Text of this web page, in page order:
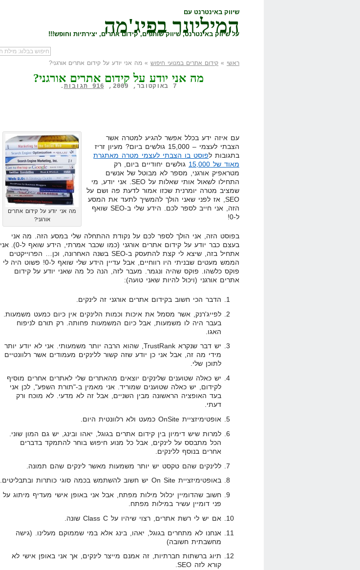
שיווק באינטרנט עם
המיליונר בפיג'מה
על שיווק באינטרנט, שיווק שותפים, קידום אתרים, יצירתיות וחופש!!!
הבלוג
ראשי » קידום אתרים במנועי חיפוש» מה אני יודע על קידום אתרים אורגני?
מה אני יודע על קידום אתרים אורגני?
7 באוקטובר, 2009, 916 תגובות .
מה אני יודע על קידום אתרים
אורגני?
עם איזה ידע בכלל אפשר להגיע למטרה אשר
הצבתי לעצמי – 15,000 גולשים ביום? מעיון זריז
בתגובות לפוסט בו הצבתי לעצמי מטרה מאתגרת
מאוד של 15,000
גולשים יחודיים ביום, רק
מטראפיק אורגני, מספר לא מבוטל של אנשים
התחילו לשאול אותי שאלות על SEO. אני יודע, מי
שמציב מטרה יומרנית שכזו אמור לדעת פה ושם על
SEO, אז לפני שאני הולך להמשיך לתעד את המסע
הזה, אני חייב לספר לכם. הידע שלי ב-SEO שואף
ל-0!
בפוסט הזה, אני הולך לספר לכם על נקודת ההתחלה שלי במסע הזה. מה אני
בעצם כבר יודע על קידום אתרים אורגני (כמו שכבר אמרתי, הידע שואף ל-0). אני
אתחיל בזה, שיצא לי קצת להתעסק ב-SEO בשנה האחרונה, וכן… הפרוייקטים
הממש מעטים שבניתי היו רווחיים, אבל עדיין הידע שלי שואף ל-0! פשוט היה לי
פוקס כלשהו. פוקס שהיה ונגמר. מעבר לזה, הנה כל מה שאני יודע על קידום
אתרים אורגני (ויכול להיות שאני טועה):
הדבר הכי חשוב בקידום אתרים אורגני זה לינקים.
לפייג'רנק, אשר מסמל את איכות וכמות הלינקים אין כיום כמעט משמעות.
בעבר היה לו משמעות, אבל כיום המשמעות פחותה. רק תורם לניפוח
האגו.
יש דבר שנקרא TrustRank, שהוא הרבה יותר משמעותי. אני לא יודע יותר
מידי מה זה, אבל אני כן יודע שזה קשור ללינקים מעמודים אשר רלוונטיים
לתוכן שלי.
יש כאלה שטוענים שלינקים יוצאים מהאתרים שלי לאתרים אחרים מוסיף
לקידום, יש כאלה שטוענים שמוריד. אני מאמין ב-"תורת השפע", לכן אני
בעד האופציה הראשונה מבין השניים, אבל זה לא מדעי. לא מוכח ורק
דעתי.
אופטימיזציית OnSite כמעט ולא רלוונטית היום.
למרות שיש דימיון בין קידום אתרים בגוגל, יאהו ובינג, יש גם המון שוני.
הכל מתבסס על לינקים, אבל כל מנוע חיפוש בוחר להתמקד בדברים
אחרים בנוסף ללינקים.
ללינקים שהם טקסט יש יותר משמעות מאשר לינקים שהם תמונה.
באופטימיזציית On Site יש חשוב להשתמש בכמה סוגי כותרות ובתבליטים.
חשוב שהדומיין יכלול מילות מפתח, אבל אני באופן אישי מעדיף מיתוג על
פני דומיין עשיר במילות מפתח.
אם יש לי רשת אתרים, רצוי שיהיו על Class C שונה.
אנחנו לא מתחרים בגוגל, יאהו, בינג אלא במי שממוקם מעלינו. (גישה
מחשבתית חשובה)
תיוג ברשתות חברתיות, זה אמנם מייצר לינקים, אך אני באופן אישי לא
קורא לזה SEO.